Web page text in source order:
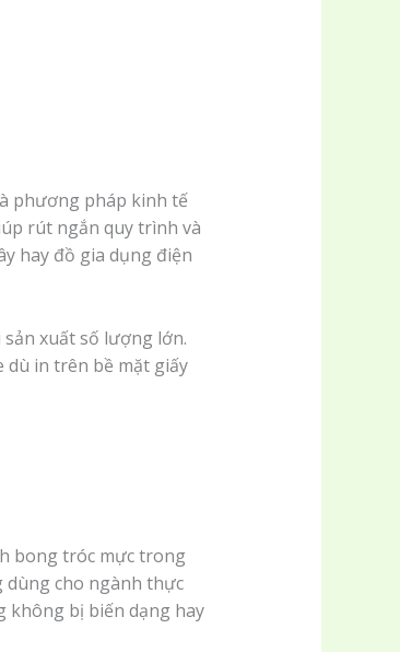
phương pháp kinh tế
rút ngắn quy trình và
hay đồ gia dụng điện
xuất số lượng lớn.
in trên bề mặt giấy
bong tróc mực trong
dùng cho ngành thực
không bị biến dạng hay